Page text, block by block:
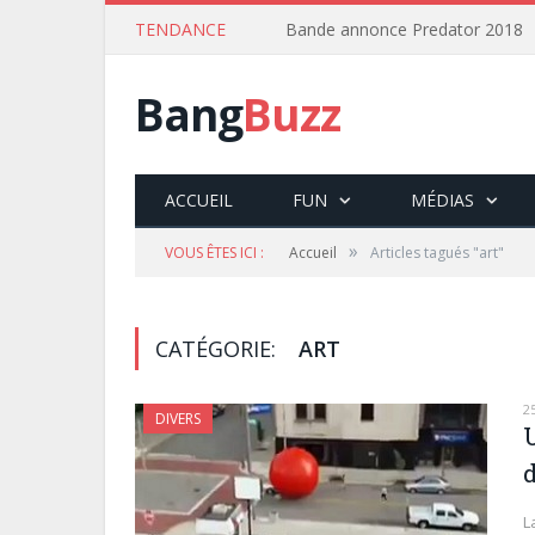
TENDANCE Bande annonce Predator 2018
BangBuzz
ACCUEIL FUN MÉDIAS
VOUS ÊTES ICI : Accueil » Articles tagués "art"
CATÉGORIE: ART
DIVERS